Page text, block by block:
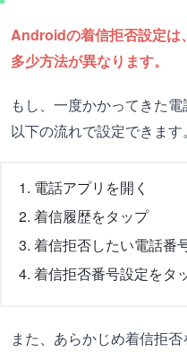
Androidの着信拒否設定は
多少方法が異なります。
もし、一度かかってきた電
以下の流れで設定できます。
電話アプリを開く
着信履歴をタップ
着信拒否したい電話番
着信拒否番号設定をタ
また、あらかじめ着信拒